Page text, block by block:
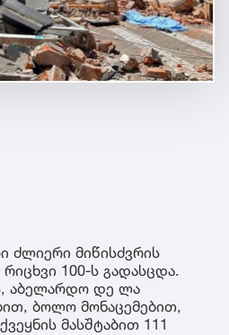
ძლიერი მიწისძვრის
100-ს გადასცდა.
აბელარდო დე ლა
ბოლო მონაცემებით,
მასშტაბით 111